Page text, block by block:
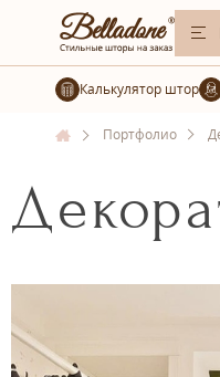
Калькулятор штор
Портфолио